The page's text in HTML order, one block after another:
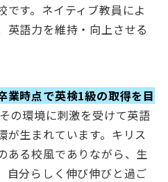
です。ネイティブ教員によ
英語力を維持・向上させる
業時点で英検1級の取得を目
の環境に刺激を受けて英語
が生まれています。キリス
ある校風でありながら、生
自分らしく伸び伸びと過ご